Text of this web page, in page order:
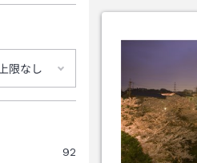
上限なし
92